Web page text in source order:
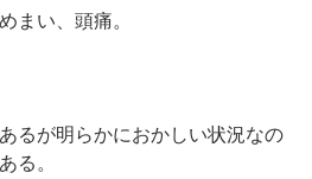
まい、頭痛。
るが明らかにおかしい状況なの
る。